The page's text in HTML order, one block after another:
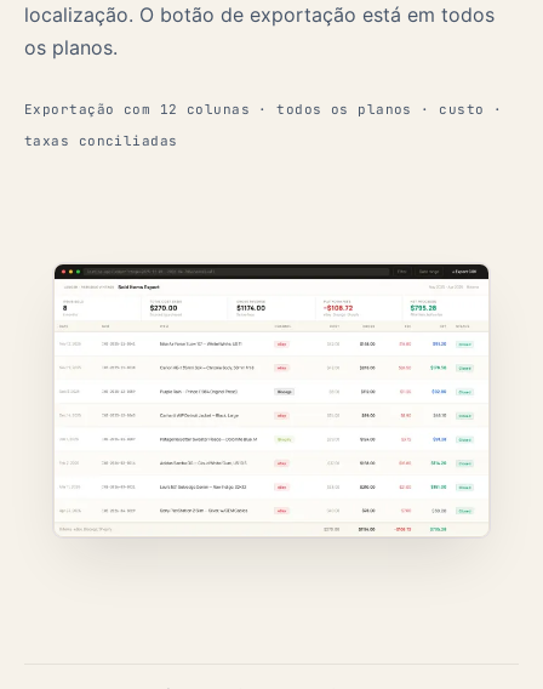
localização. O botão de exportação está em todos
os planos.
Exportação com 12 colunas · todos os planos · custo ·
taxas conciliadas